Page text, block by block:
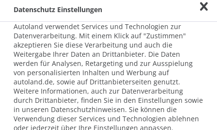
© 2026 AUTOLAND 24 SE & Co. Betriebs KG
Werner-von-Siemens-Str. 2, 06796 Brehna, Deutschland
Hinweisgebersystem nach HinSchG
Beschwerde nach LkSG
Grundsatzerklärung zum LkSG
Datenschutz Einstellungen
Autoland verwendet Services und Technologien zur
Datenverarbeitung. Mit einem Klick auf "Zustimmen"
akzeptieren Sie diese Verarbeitung und auch die
Weitergabe Ihrer Daten an Drittanbieter. Die Daten
werden für Analysen, Retargeting und zur Ausspielung
von personalisierten Inhalten und Werbung auf
autoland.de, sowie auf Drittanbieterseiten genutzt.
Weitere Informationen, auch zur Datenverarbeitung
durch Drittanbieter, finden Sie in den Einstellungen sowie
in unseren Datenschutzhinweisen. Sie können die
Verwendung dieser Services und Technologien ablehnen
oder jederzeit über Ihre Einstellungen anpassen.